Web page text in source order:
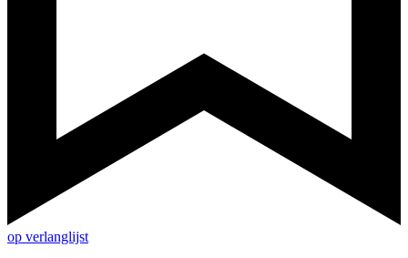
op verlanglijst